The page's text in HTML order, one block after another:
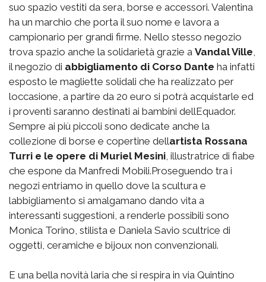
suo spazio vestiti da sera, borse e accessori. Valentina
ha un marchio che porta il suo nome e lavora a
campionario per grandi firme. Nello stesso negozio
trova spazio anche la solidarietà grazie a Vandal Ville
il negozio di abbigliamento di Corso Dante ha infatti
esposto le magliette solidali che ha realizzato per
loccasione, a partire da 20 euro si potrà acquistarle ed
i proventi saranno destinati ai bambini dellEquador.
Sempre ai più piccoli sono dedicate anche la
collezione di borse e copertine dellartista Rossana
Turri e le opere di Muriel Mesini , illustratrice di fiabe
che espone da Manfredi Mobili.Proseguendo tra i
negozi entriamo in quello dove la scultura e
labbigliamento si amalgamano dando vita a
interessanti suggestioni, a renderle possibili sono
Monica Torino, stilista e Daniela Savio scultrice di
oggetti, ceramiche e bijoux non convenzionali.
E una bella novità laria che si respira in via Quintino